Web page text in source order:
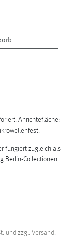
Anrichtefläche:
fungiert zugleich als
Berlin-Collectionen.
und zzgl. Versand.